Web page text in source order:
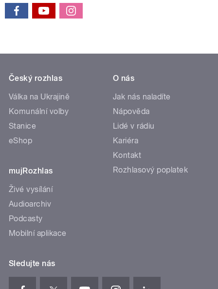
Český rozhlas
Válka na Ukrajině
Komunální volby
Stanice
eShop
mujRozhlas
Živé vysílání
Audioarchiv
Podcasty
Mobilní aplikace
O nás
Jak nás naladíte
Nápověda
Lidé v rádiu
Kariéra
Kontakt
Rozhlasový poplatek
Sledujte nás